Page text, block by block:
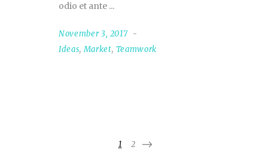
odio et ante
November 3, 2017
Ideas,Market, Teamwork
1 2